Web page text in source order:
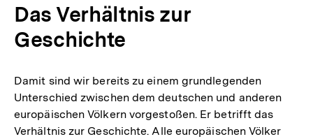
Das Verhältnis zur
Geschichte
Damit sind wir bereits zu einem grundlegenden
Unterschied zwischen dem deutschen und anderen
europäischen Völkern vorgestoßen. Er betrifft das
Verhältnis zur Geschichte. Alle europäischen Völker